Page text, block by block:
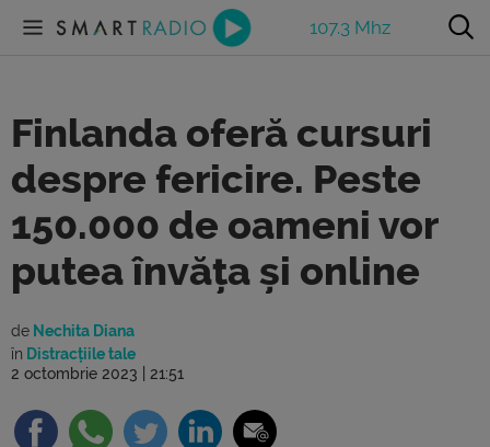
107.3 Mhz
Finlanda oferă cursuri
despre fericire. Peste
150.000 de oameni vor
putea învăța și online
de Nechita Diana
în Distracțiile tale
2 octombrie 2023 | 21:51